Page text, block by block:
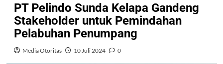
PT Pelindo Sunda Kelapa Gandeng
Stakeholder untuk Pemindahan
Pelabuhan Penumpang
Media Otoritas 10 Juli 2024 0